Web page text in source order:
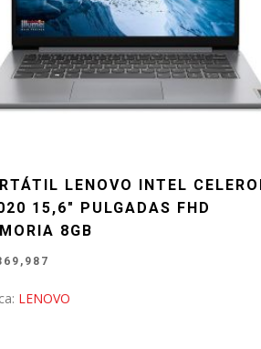
LENOVO INTEL
15,6″ PULGADAS FHD
8GB
LENOVO